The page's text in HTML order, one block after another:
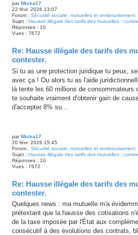
parMicka17
22 févr. 2026 13:07
Forum : Sécurité sociale, mutuelles et remboursement
Sujet : Hausse illégale des tarifs des mutuelles :
Réponses : 10
Vues : 7672
Re: Hausse illégale des tarifs des
contester.
Si tu as une protection juridique tu peux,
avec ça ! Ou alors tu as l'aide
là tente les 60 millions de consommateurs
te souhaite vraiment d'obtenir gain de
d'accepter 8% su...
parMicka17
20 févr. 2026 15:45
Forum : Sécurité sociale, mutuelles et remboursement
Sujet : Hausse illégale des tarifs des mutuelles :
Réponses : 10
Vues : 7672
Re: Hausse illégale des tarifs des
contester.
Quelques news : ma mutuelle m'a
prétextant que la hausse des cotisations
de la taxe imposée par l'État aux
consécutif à des évolutions des contrats,